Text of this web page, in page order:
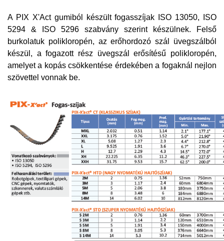
A PIX X'Act gumiból készült fogasszíjak ISO 13050, ISO
5294 & ISO 5296 szabvány szerint készülnek. Felső
burkolatuk polikloropén, az erőhordozó szál üvegszálból
készül, a fogazott rész üvegszál erősítésű polikloropén,
amelyet a kopás csökkentése érdekében a fogaknál nejlon
szövettel vonnak be.